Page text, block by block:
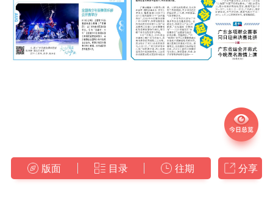
版面 目录 往期 分享